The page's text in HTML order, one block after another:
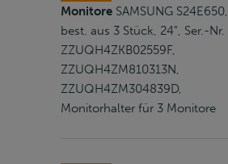
Monitore SAMSUNG S24E650,
best. aus 3 Stück, 24", Ser.-Nr.
ZZUQH4ZKB02559F,
ZZUQH4ZM810313N,
ZZUQH4ZM304839D,
Monitorhalter für 3 Monitore